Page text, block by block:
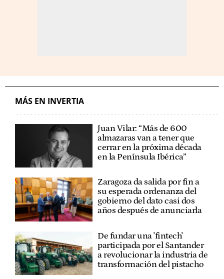
MÁS EN INVERTIA
Juan Vilar: “Más de 600
almazaras van a tener que
cerrar en la próxima década
en la Península Ibérica”
Zaragoza da salida por fin a
su esperada ordenanza del
gobierno del dato casi dos
años después de anunciarla
De fundar una 'fintech'
participada por el Santander
a revolucionar la industria de
transformación del pistacho